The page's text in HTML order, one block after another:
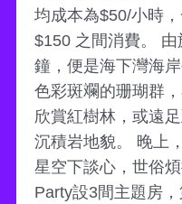
均成本為$50/小時
$150 之間消費。
鐘，便是海下灣海
色彩斑斕的珊瑚群
欣賞紅樹林，或遠
沉積岩地貌。 晚上
星空下談心，世俗
Party設3間主題房